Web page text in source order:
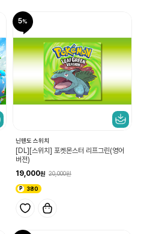
5
닌텐도 스위치
[DL][스위치] 포켓몬스터 리프그린(영어
버전)
19,000
20,000
380